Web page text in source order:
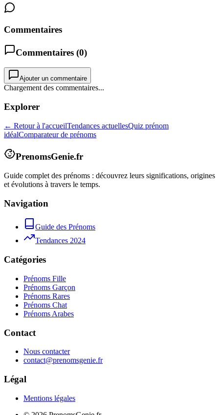
Commentaires
Commentaires (0)
Ajouter un commentaire
Chargement des commentaires...
Explorer
← Retour à l'accueilTendances actuellesQuiz prénom
idéalComparateur de prénoms
PrenomsGenie.fr
Guide complet des prénoms : découvrez leurs significations, origines
et évolutions à travers le temps.
Navigation
Guide des Prénoms
Tendances 2024
Catégories
Prénoms Fille
Prénoms Garçon
Prénoms Rares
Prénoms Chat
Prénoms Arabes
Contact
Nous contacter
contact@prenomsgenie.fr
Légal
Mentions légales